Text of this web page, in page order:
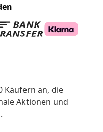
Käufern an, die
Aktionen und